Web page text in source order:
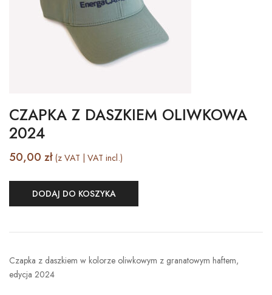
CZAPKA Z DASZKIEM OLIWKOWA
2024
50,00 zł (z VAT | VAT incl.)
DODAJ DO KOSZYKA
Czapka z daszkiem w kolorze oliwkowym z granatowym haftem,
edycja 2024